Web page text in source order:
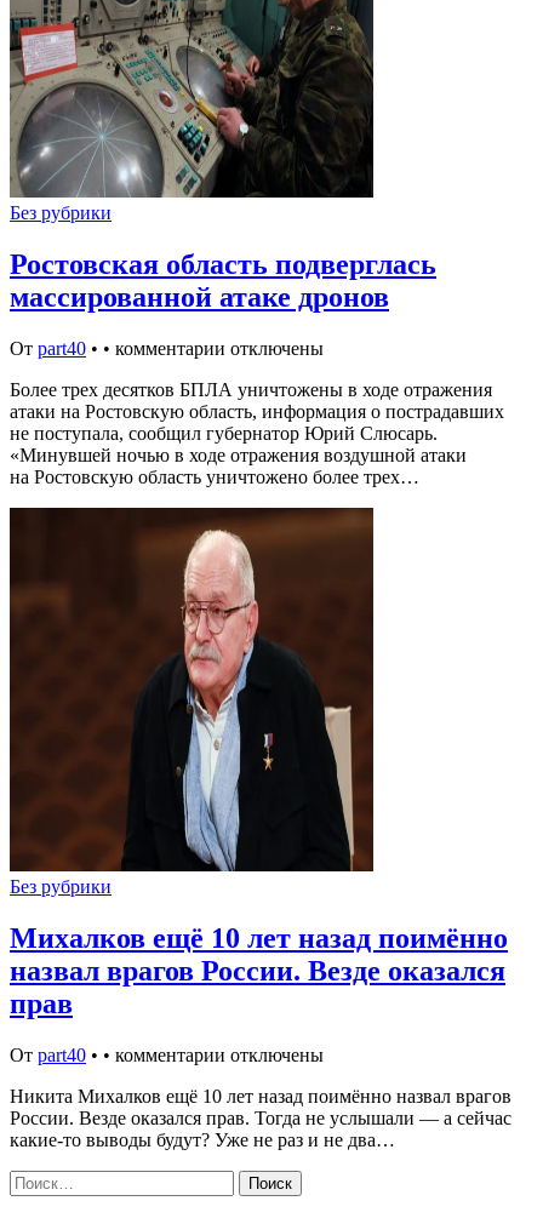
Без рубрики
Ростовская область подверглась
массированной атаке дронов
От part40 • • комментарии отключены
Более трех десятков БПЛА уничтожены в ходе отражения
атаки на Ростовскую область, информация о пострадавших
не поступала, сообщил губернатор Юрий Слюсарь.
«Минувшей ночью в ходе отражения воздушной атаки
на Ростовскую область уничтожено более трех…
Без рубрики
Михалков ещё 10 лет назад поимённо
назвал врагов России. Везде оказался
прав
От part40 • • комментарии отключены
Никита Михалков ещё 10 лет назад поимённо назвал врагов
России. Везде оказался прав. Тогда не услышали — а сейчас
какие-то выводы будут? Уже не раз и не два…
Найти: